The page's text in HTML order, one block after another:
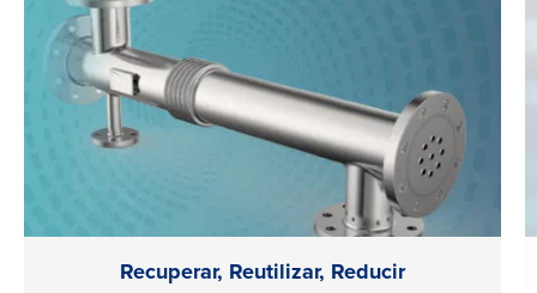
Recuperar, Reutilizar, Reducir